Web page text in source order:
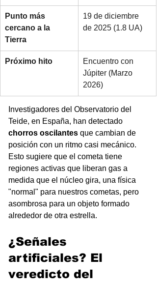
Punto más
cercano a la
Tierra
19 de diciembre
de 2025 (1.8 UA)
Próximo hito
Encuentro con
Júpiter (Marzo
2026)
Investigadores del Observatorio del
Teide, en España, han detectado
chorros oscilantes que cambian de
posición con un ritmo casi mecánico.
Esto sugiere que el cometa tiene
regiones activas que liberan gas a
medida que el núcleo gira, una física
"normal" para nuestros cometas, pero
asombrosa para un objeto formado
alrededor de otra estrella.
¿Señales
artificiales? El
veredicto del